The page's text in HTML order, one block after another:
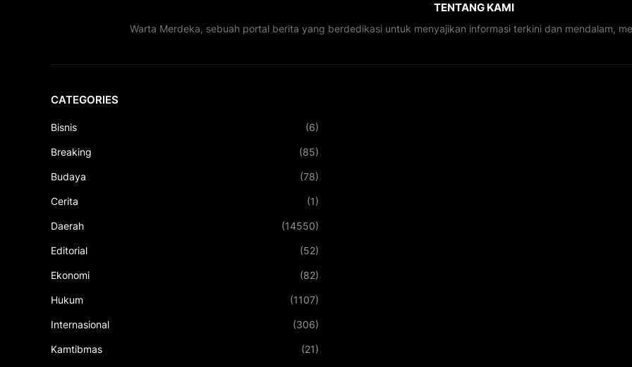
TENTANG KAMI
Warta Merdeka, sebuah portal berita yang berdedikasi untuk menyajikan informasi terkini dan mendalam,
CATEGORIES
Bisnis (6)
Breaking (85)
Budaya (78)
Cerita (1)
Daerah (14550)
Editorial (52)
Ekonomi (82)
Hukum (1107)
Internasional (306)
Kamtibmas (21)